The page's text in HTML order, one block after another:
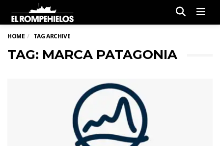
HOME TAG ARCHIVE
TAG: MARCA PATAGONIA